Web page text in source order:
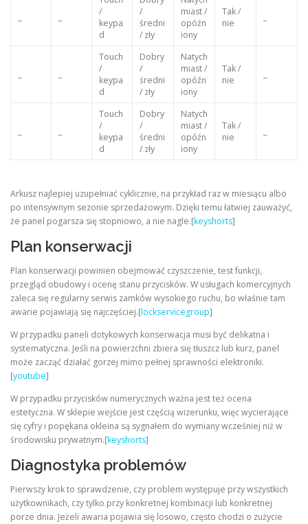
/
keypa
d
/
średni
/ zły
miast /
opóźn
iony
Tak /
nie
Touch
/
keypa
d
Dobry
/
średni
/ zły
Natych
miast /
opóźn
iony
Tak /
nie
Touch
/
keypa
d
Dobry
/
średni
/ zły
Natych
miast /
opóźn
iony
Tak /
nie
Arkusz najlepiej uzupełniać cyklicznie, na przykład raz w miesiącu albo
po intensywnym sezonie sprzedażowym. Dzięki temu łatwiej zauważyć,
że panel pogarsza się stopniowo, a nie nagle.[keyshorts]
Plan konserwacji
Plan konserwacji powinien obejmować czyszczenie, test funkcji,
przegląd obudowy i ocenę stanu przycisków. W usługach komercyjnych
zaleca się regularny serwis zamków wysokiego ruchu, bo właśnie tam
awarie pojawiają się najczęściej.[lockservicegroup]
W przypadku paneli dotykowych konserwacja musi być delikatna i
systematyczna. Jeśli na powierzchni zbiera się tłuszcz lub kurz, panel
może zacząć działać gorzej mimo pełnej sprawności elektroniki.
[youtube]
W przypadku przycisków numerycznych ważna jest też ocena
estetyczna. W sklepie wejście jest częścią wizerunku, więc wycierające
się cyfry i popękana okleina są sygnałem do wymiany wcześniej niż w
środowisku prywatnym.[keyshorts]
Diagnostyka problemów
Pierwszy krok to sprawdzenie, czy problem występuje przy wszystkich
użytkownikach, czy tylko przy konkretnej kombinacji lub konkretnej
porze dnia. Jeżeli awaria pojawia się losowo, często chodzi o zużycie